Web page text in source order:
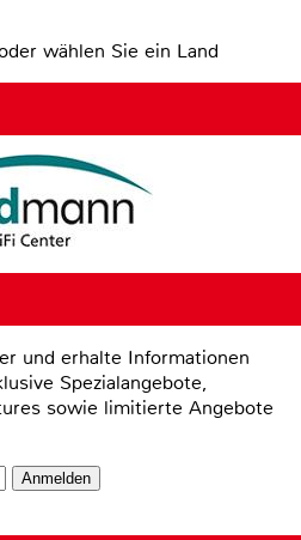
wählen Sie ein Land
und erhalte Informationen
Spezialangebote,
sowie limitierte Angebote